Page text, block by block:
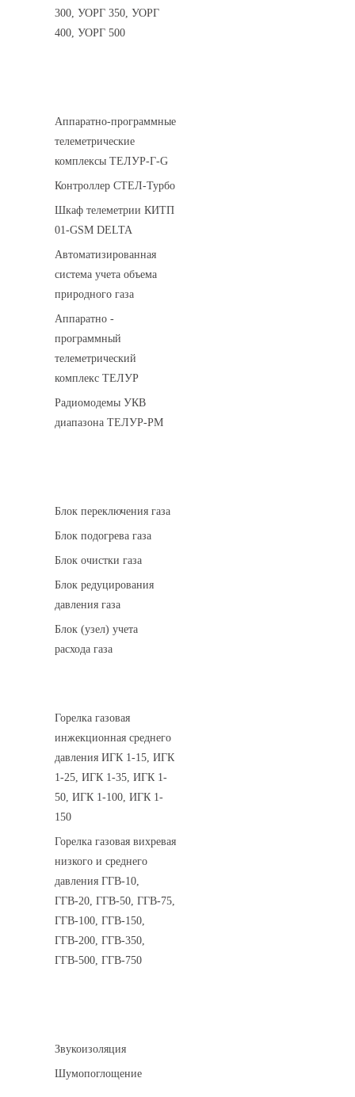
300, УОРГ 350, УОРГ
400, УОРГ 500
Аппаратно-программные
телеметрические
комплексы ТЕЛУР-Г-G
Контроллер СТЕЛ-Турбо
Шкаф телеметрии КИТП
01-GSM DELTA
Автоматизированная
система учета объема
природного газа
Аппаратно -
программный
телеметрический
комплекс ТЕЛУР
Радиомодемы УКВ
диапазона ТЕЛУР-РМ
Блок переключения газа
Блок подогрева газа
Блок очистки газа
Блок редуцирования
давления газа
Блок (узел) учета
расхода газа
Горелка газовая
инжекционная среднего
давления ИГК 1-15, ИГК
1-25, ИГК 1-35, ИГК 1-
50, ИГК 1-100, ИГК 1-
150
Горелка газовая вихревая
низкого и среднего
давления ГГВ-10,
ГГВ-20, ГГВ-50, ГГВ-75,
ГГВ-100, ГГВ-150,
ГГВ-200, ГГВ-350,
ГГВ-500, ГГВ-750
Звукоизоляция
Шумопоглощение